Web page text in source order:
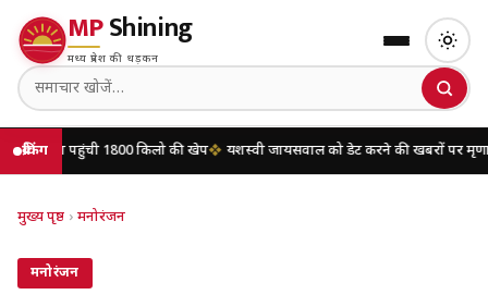
MPShining
मध्य प्रदेश की धड़कन
ब्रेकिंग
1800 किलो की खेप यशस्वी जायसवाल को डेट करने की खबरों पर मृणाल ठाकुर ने
मुख्य पृष्ठ › मनोरंजन
मनोरंजन